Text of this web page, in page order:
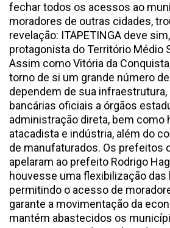
fechar todos os acessos ao
moradores de outras cidades,
revelação: ITAPETINGA deve
protagonista do Território Médio
Assim como Vitória da
torno de si um grande número
dependem de sua
bancárias oficiais a órgãos
administração direta, bem como
atacadista e indústria, além do
de manufaturados. Os prefeitos
apelaram ao prefeito Rodrigo
houvesse uma flexibilização das
permitindo o acesso de
garante a movimentação da
mantém abastecidos os